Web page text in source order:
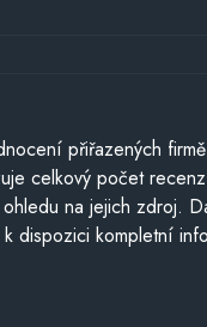
přiřazených
celkový počet
na jejich zdroj.
dispozici kompletní